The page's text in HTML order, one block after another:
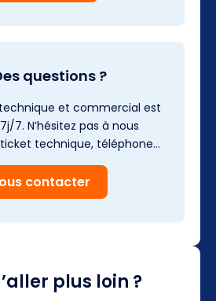
questions ?
et commercial est
7. N’hésitez pas à nous
technique, téléphone…
contacter
plus loin ?